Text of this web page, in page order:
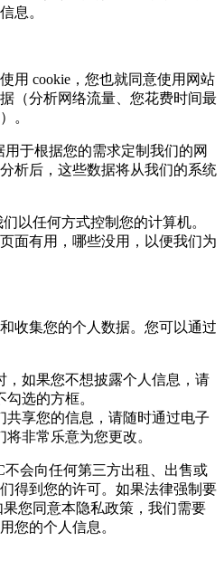
息。
用 cookie，您也就同意使用网站
（分析网络流量、您花费时间最
。
于根据您的需求定制我们的网
析后，这些数据将从我们的系统
以任何方式控制您的计算机。
面有用，哪些没用，以便我们为
收集您的个人数据。您可以通过
，如果您不想披露个人信息，请
选的方框。
共享您的信息，请随时通过电子
非常乐意为您更改。
不会向任何第三方出租、出售或
得到您的许可。如果法律强制要
您同意本隐私政策，我们需要
您的个人信息。